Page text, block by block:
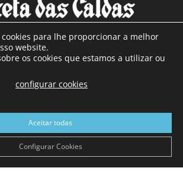
SOBRE NÓS
Caldas da Rainha e mais de 90 anos de
Leiria, com mais de 40.000 leitores por
Jornal com distribuição em Portugal
e assinatura online.
para lhe proporcionar a melhor
website.
os cookies que estamos a utilizar ou
configurar cookies
Aceitar todas
Configurar Cookies